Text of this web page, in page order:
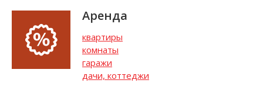
Аренда
квартиры
комнаты
гаражи
дачи, коттеджи